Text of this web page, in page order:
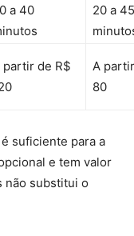
a 40
20 a 45
partir de R$
A
80
é suficiente para a
e tem valor
não substitui o